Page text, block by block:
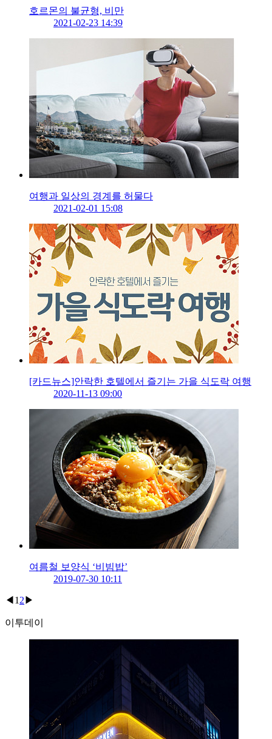
호르몬의 불균형, 비만
2021-02-23 14:39
여행과 일상의 경계를 허물다
2021-02-01 15:08
[카드뉴스]안락한 호텔에서 즐기는 가을 식도락 여행
2020-11-13 09:00
여름철 보양식 ‘비빔밥’
2019-07-30 10:11
◀ 1 2 ▶
이투데이